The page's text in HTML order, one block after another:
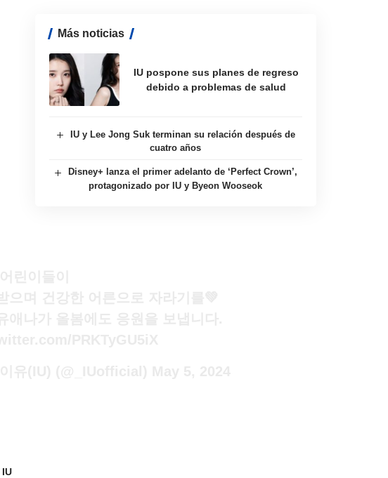
Más noticias
IU pospone sus planes de regreso
debido a problemas de salud
IU y Lee Jong Suk terminan su relación después de
cuatro años
Disney+ lanza el primer adelanto de ‘Perfect Crown’,
protagonizado por IU y Byeon Wooseok
IU